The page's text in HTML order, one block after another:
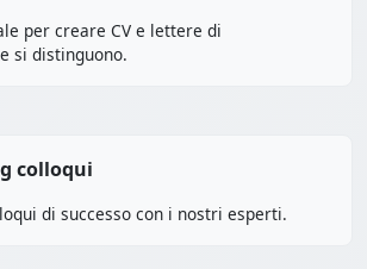
per creare CV e lettere di
si distinguono.
colloqui
di successo con i nostri esperti.